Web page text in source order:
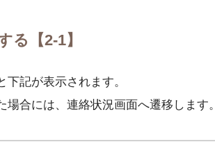
る【2-1】
記が表示されます。
合には、連絡状況画面へ遷移します。